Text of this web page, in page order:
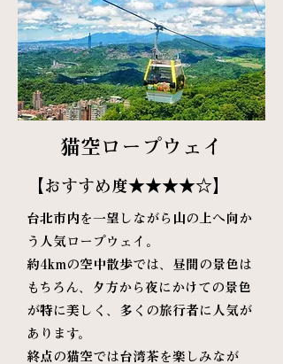
猫空ロープウェイ
【おすすめ度★★★★☆】
台北市内を一望しながら山の上へ向か
う人気ロープウェイ。
約4kmの空中散歩では、昼間の景色は
もちろん、夕方から夜にかけての景色
が特に美しく、多くの旅行者に人気が
あります。
終点の猫空では台湾茶を楽しみなが